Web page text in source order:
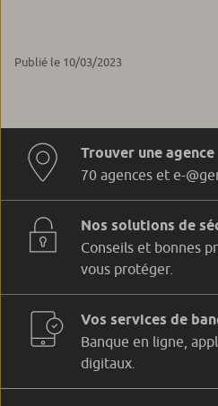
Publié le 10/03/2023
Trouver une agence
70 agences et e-
Nos solutions de
Conseils et bonnes
vous protéger.
Vos services de
Banque en ligne,
digitaux.